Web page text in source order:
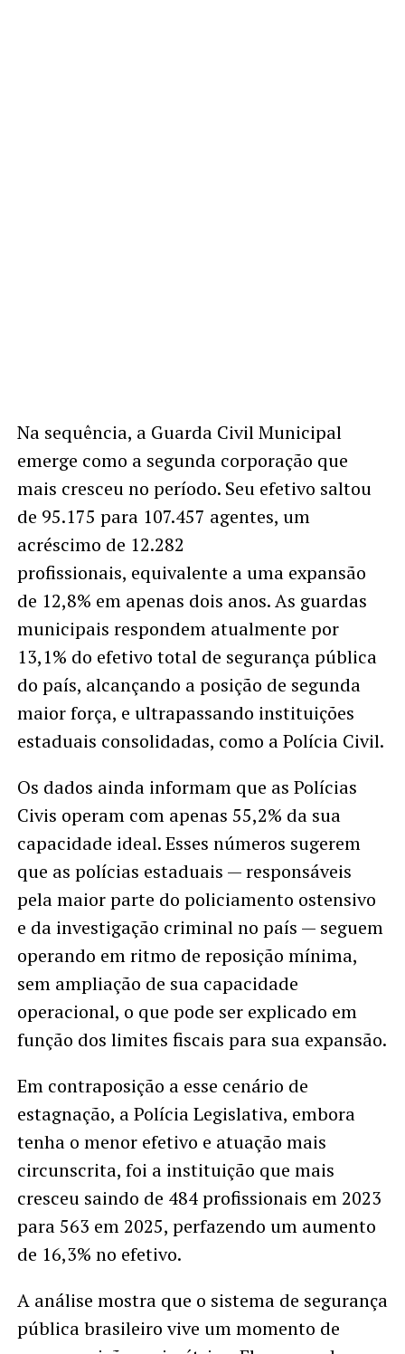
Na sequência, a Guarda Civil Municipal
emerge como a segunda corporação que
mais cresceu no período. Seu efetivo saltou
de 95.175 para 107.457 agentes, um
acréscimo de 12.282
profissionais, equivalente a uma expansão
de 12,8% em apenas dois anos. As guardas
municipais respondem atualmente por
13,1% do efetivo total de segurança pública
do país, alcançando a posição de segunda
maior força, e ultrapassando instituições
estaduais consolidadas, como a Polícia Civil.
Os dados ainda informam que as Polícias
Civis operam com apenas 55,2% da sua
capacidade ideal. Esses números sugerem
que as polícias estaduais — responsáveis
pela maior parte do policiamento ostensivo
e da investigação criminal no país — seguem
operando em ritmo de reposição mínima,
sem ampliação de sua capacidade
operacional, o que pode ser explicado em
função dos limites fiscais para sua expansão.
Em contraposição a esse cenário de
estagnação, a Polícia Legislativa, embora
tenha o menor efetivo e atuação mais
circunscrita, foi a instituição que mais
cresceu saindo de 484 profissionais em 2023
para 563 em 2025, perfazendo um aumento
de 16,3% no efetivo.
A análise mostra que o sistema de segurança
pública brasileiro vive um momento de